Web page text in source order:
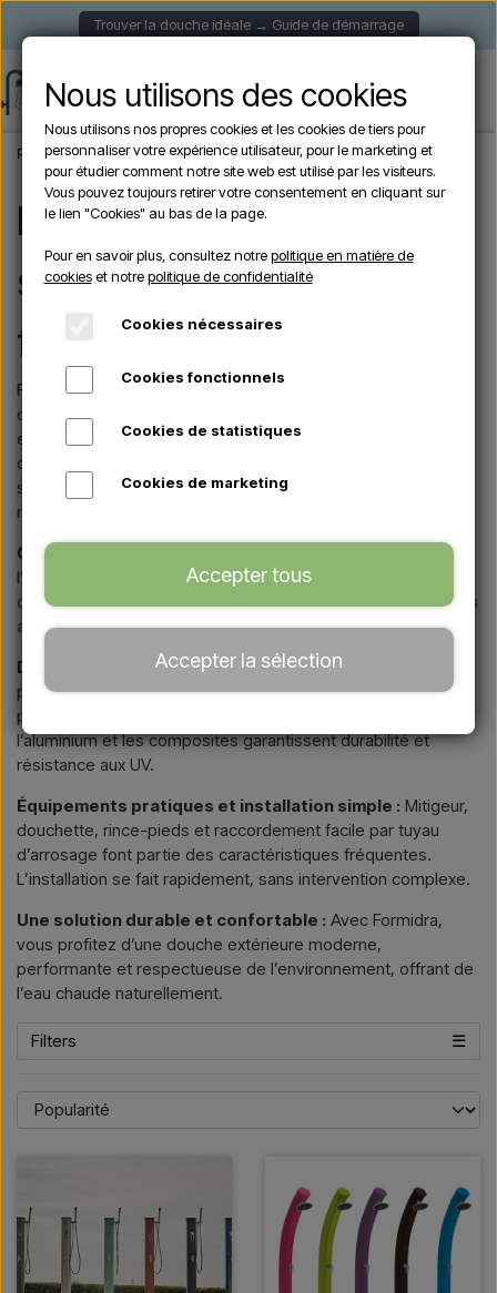
Trouver la douche idéale → Guide de démarrage
Page d'accueil Marques Formidra
Formidra – douches
solaires extérieures
fabriquées en France
Formidra est l’un des fabricants les plus reconnus en Europe
dans le domaine des douches extérieures solaires. Conçues
en France, les gammes Jolly, Cobra, Spring et Dada allient
design moderne, chauffe-eau solaire intégré et une grande
simplicité d’utilisation, idéales pour les terrasses, piscines et
résidences de vacances.
Chauffage solaire économique :
Chaque douche utilise
l’énergie du soleil pour chauffer l’eau stockée dans sa
colonne, offrant une solution écologique et économique sans
alimentation électrique.
Design coloré et contemporain :Formidra se distingue
par des lignes élégantes, des formes courbes et une large
palette de couleurs. Les matériaux tels que le HDPE,
l’aluminium et les composites garantissent durabilité et
résistance aux UV.
Équipements pratiques et installation simple : Mitigeur,
douchette, rince-pieds et raccordement facile par tuyau
d’arrosage font partie des caractéristiques fréquentes.
L’installation se fait rapidement, sans intervention complexe.
Une solution durable et confortable : Avec Formidra,
vous profitez d’une douche extérieure moderne,
performante et respectueuse de l’environnement, offrant de
l’eau chaude naturellement.
Filters ☰
Nous utilisons des cookies
Nous utilisons nos propres cookies et les cookies de tiers pour
personnaliser votre expérience utilisateur, pour le marketing et
pour étudier comment notre site web est utilisé par les visiteurs.
Vous pouvez toujours retirer votre consentement en cliquant sur
le lien "Cookies" au bas de la page.
Pour en savoir plus, consultez notrepolitique en matière de
cookieset notrepolitique de confidentialité
Cookies nécessaires
Cookies fonctionnels
Cookies de statistiques
Cookies de marketing
Accepter tous
Accepter la sélection